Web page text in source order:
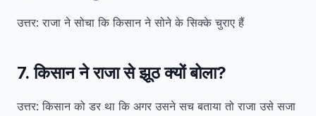
उत्तर: राजा ने सोचा कि किसान ने सोने के सिक्के चुराए हैं
7. किसान ने राजा से झूठ क्यों बोला?
उत्तर: किसान को डर था कि अगर उसने सच बताया तो राजा उसे सजा